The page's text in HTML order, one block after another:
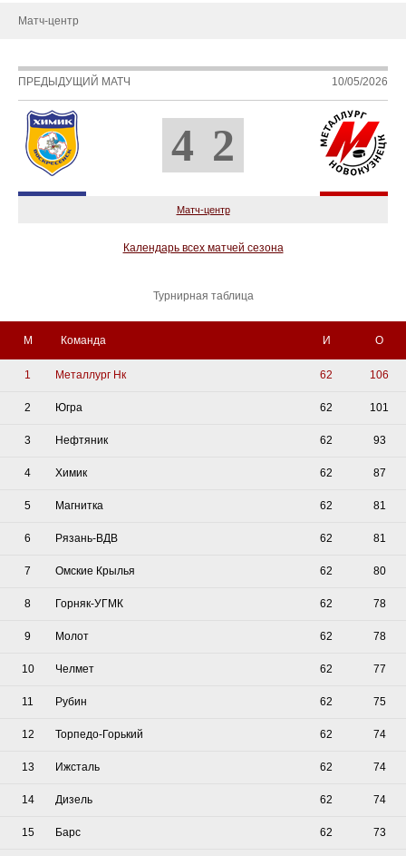
Матч-центр
ПРЕДЫДУЩИЙ МАТЧ 10/05/2026
4 2
Матч-центр
Календарь всех матчей сезона
Турнирная таблица
М Команда И О
1 Металлург Нк 62 106
2 Югра 62 101
3 Нефтяник 62 93
4 Химик 62 87
5 Магнитка 62 81
6 Рязань-ВДВ 62 81
7 Омские Крылья 62 80
8 Горняк-УГМК 62 78
9 Молот 62 78
10 Челмет 62 77
11 Рубин 62 75
12 Торпедо-Горький 62 74
13 Ижсталь 62 74
14 Дизель 62 74
15 Барс 62 73